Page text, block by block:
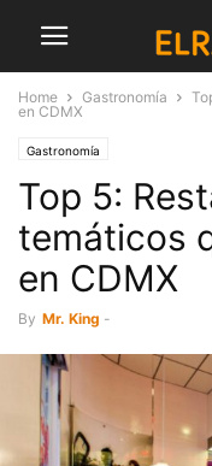
Home Gastronomía
en CDMX
Gastronomía
Top 5:
temáticos
en CDMX
By Mr. King -